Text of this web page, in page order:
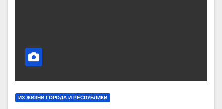
ИЗ ЖИЗНИ ГОРОДА И РЕСПУБЛИКИ